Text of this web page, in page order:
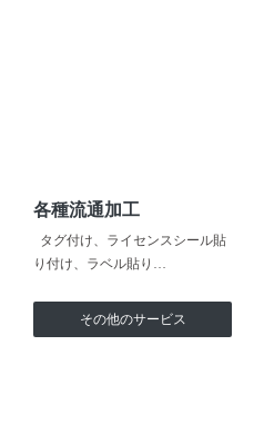
各種流通加工
タグ付け、ライセンスシール貼
り付け、ラベル貼り…
その他のサービス